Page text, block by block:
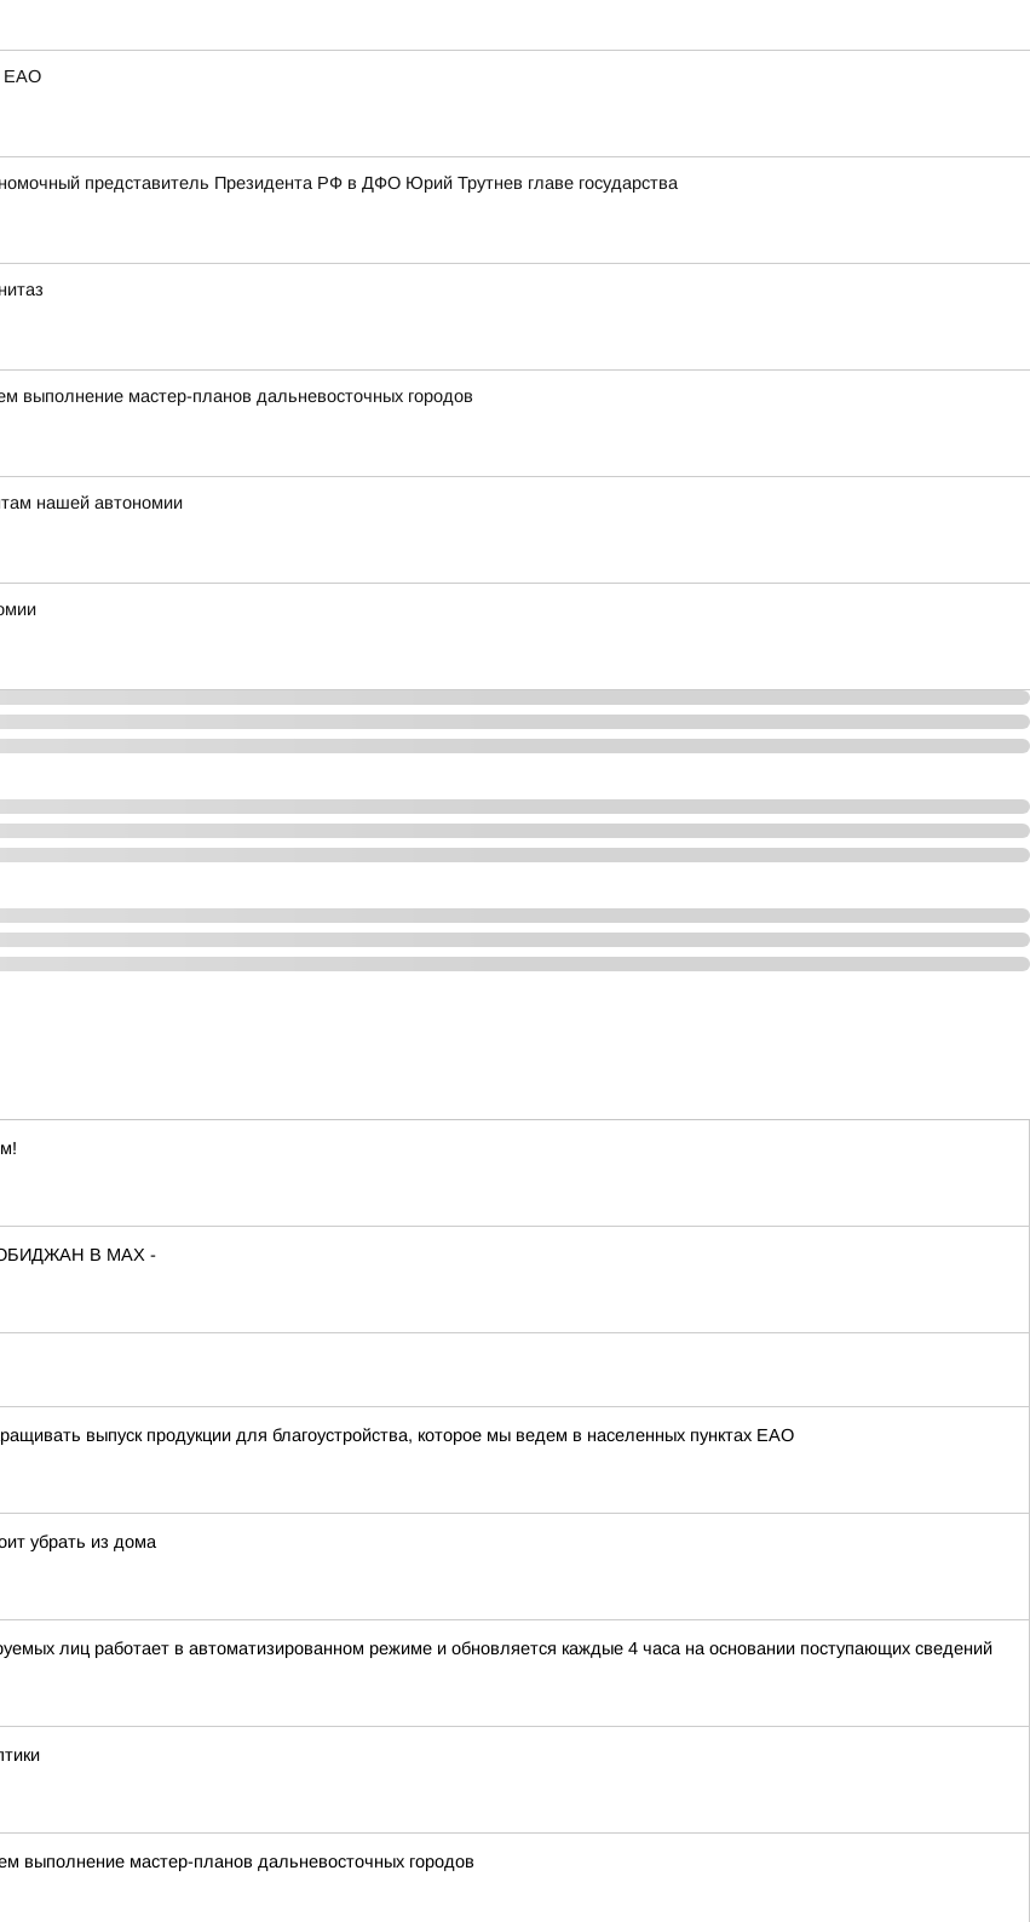
ЕАО
представитель Президента РФ в ДФО Юрий Трутнев главе государства
мастер-планов дальневосточных городов
нашей автономии
В МАХ -
выпуск продукции для благоустройства, которое мы ведем в населенных пунктах ЕАО
убрать из дома
лиц работает в автоматизированном режиме и обновляется каждые 4 часа на основании поступающих сведений
выполнение мастер-планов дальневосточных городов